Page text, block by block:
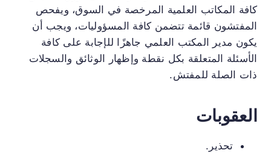
كافة المكاتب العلمية المرخصة في السوق، ويفحص
المفتشون قائمة تتضمن كافة المسؤوليات، ويجب أن
يكون مدير المكتب العلمي جاهزًا للإجابة على كافة
الأسئلة المتعلقة بكل نقطة وإظهار الوثائق والسجلات
ذات الصلة للمفتش.
العقوبات
تحذير.